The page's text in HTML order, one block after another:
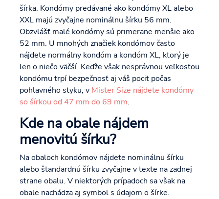
šírka. Kondómy predávané ako kondómy XL alebo
XXL majú zvyčajne nominálnu šírku 56 mm.
Obzvlášť malé kondómy sú primerane menšie ako
52 mm. U mnohých značiek kondómov často
nájdete normálny kondóm a kondóm XL, ktorý je
len o niečo väčší. Keďže však nesprávnou veľkosťou
kondómu trpí bezpečnosť aj váš pocit počas
pohlavného styku, v Mister Size nájdete kondómy
so šírkou od 47 mm do 69 mm.
Kde na obale nájdem
menovitú šírku?
Na obaloch kondómov nájdete nominálnu šírku
alebo štandardnú šírku zvyčajne v texte na zadnej
strane obalu. V niektorých prípadoch sa však na
obale nachádza aj symbol s údajom o šírke.